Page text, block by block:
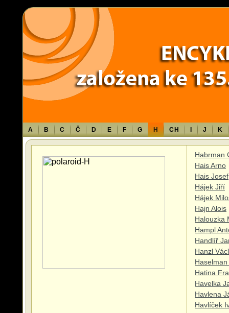
Warning: Use of undefined constant TXT - assumed 'TXT' (this will throw
content/themes/sablona/functions.php
A B C Č D E F G H CH J K
Habrman
Hais Arno
Hais Josef
Hájek Jiří
Hájek
Hajn Alois
Halouzka
Hampl
Handlíř
Hanzl
Hatina
Havelka
Havlena
Havlíček